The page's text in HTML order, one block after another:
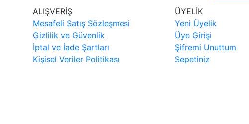
ALIŞVERİŞ
Mesafeli Satış Sözleşmesi
Gizlilik ve Güvenlik
İptal ve İade Şartları
Kişisel Veriler Politikası
ÜYELİK
Yeni Üyelik
Üye Girişi
Şifremi Unuttum
Sepetiniz